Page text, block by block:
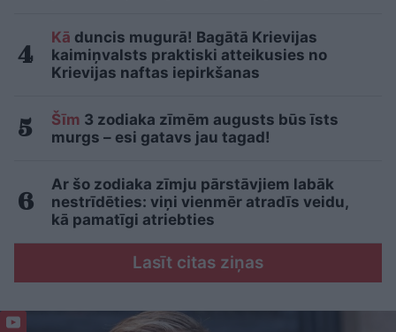
Kā duncis mugurā! Bagātā Krievijas
kaimiņvalsts praktiski atteikusies no
Krievijas naftas iepirkšanas
Šīm 3 zodiaka zīmēm augusts būs īsts
murgs – esi gatavs jau tagad!
Ar šo zodiaka zīmju pārstāvjiem labāk
nestrīdēties: viņi vienmēr atradīs veidu,
kā pamatīgi atriebties
Lasīt citas ziņas